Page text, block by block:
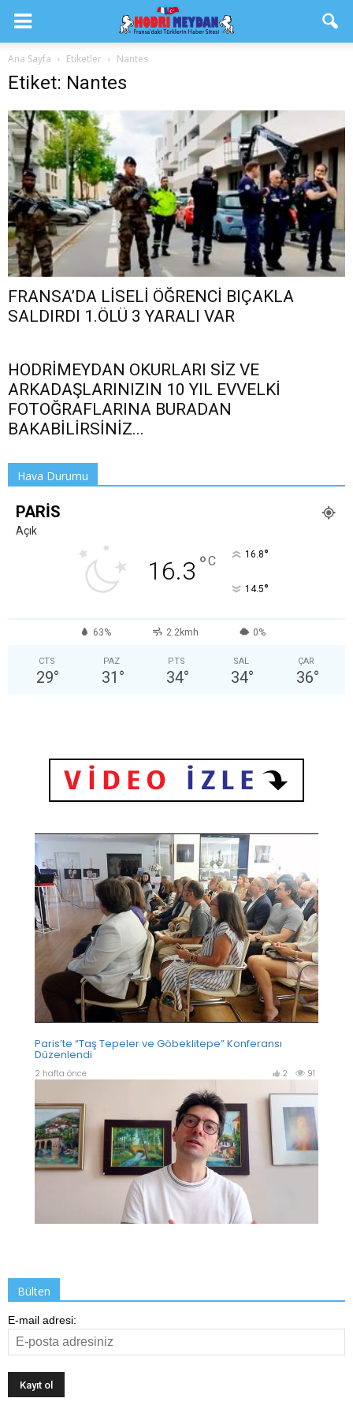
Ana Sayfa Etiketler Nantes
Etiket: Nantes
FRANSA’DA LİSELİ ÖĞRENCİ BIÇAKLA
SALDIRDI 1.ÖLÜ 3 YARALI VAR
HODRİMEYDAN OKURLARI SİZ VE
ARKADAŞLARINIZIN 10 YIL EVVELKİ
FOTOĞRAFLARINA BURADAN
BAKABİLİRSİNİZ...
Hava Durumu
PARIS
Açık
16.3 °C 16.8°
14.5°
63% 2.2kmh 0%
CTS
29°
PAZ
31 °
PTS
34°
SAL
34°
ÇAR
36°
Bülten
E-mail adresi: